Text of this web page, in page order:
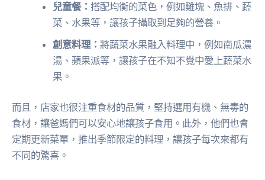
兒童餐：搭配均衡的菜色，例如雞塊、魚排、蔬
菜、水果等，讓孩子攝取到足夠的營養。
創意料理：將蔬菜水果融入料理中，例如南瓜濃
湯、蘋果派等，讓孩子在不知不覺中愛上蔬菜水
果。
而且，店家也很注重食材的品質，堅持選用有機、無毒的
食材，讓爸媽們可以安心地讓孩子食用。此外，他們也會
定期更新菜單，推出季節限定的料理，讓孩子每次來都有
不同的驚喜。